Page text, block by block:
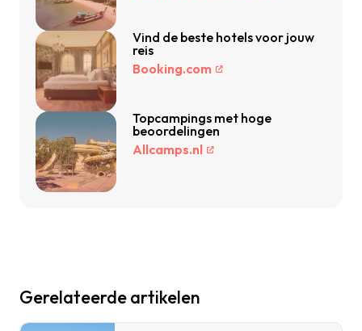
Vind de beste hotels voor jouw
reis
Booking.com
Topcampings met hoge
beoordelingen
Allcamps.nl
Gerelateerde artikelen